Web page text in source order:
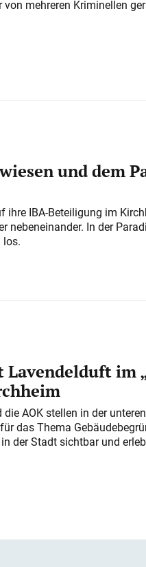
mehreren Kriminellen
und dem
ihre IBA-Beteiligung im
nebeneinander. In der
los.
im
AOK stellen in der
das Thema
der Stadt sichtbar und